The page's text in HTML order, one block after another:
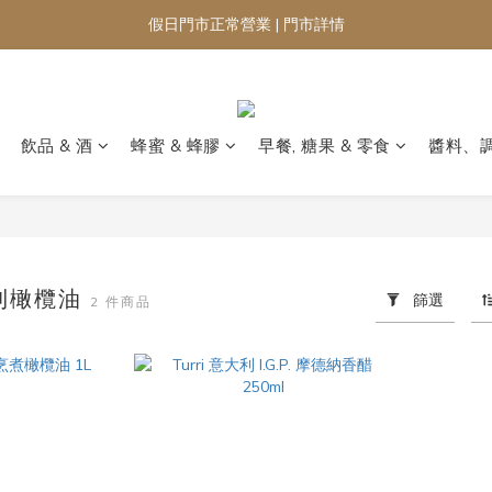
假日門市正常營業 | 門市詳情
飲品 & 酒 蜂蜜 & 蜂膠 早餐, 糖果 & 零食 醬料、
橄欖油 2 件商品 篩選